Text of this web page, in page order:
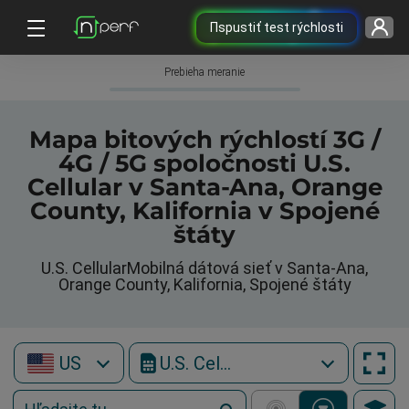
Пspustiť test rýchlosti
Prebieha meranie
Mapa bitových rýchlostí 3G /
4G / 5G spoločnosti U.S.
Cellular v Santa-Ana, Orange
County, Kalifornia v Spojené
štáty
U.S. CellularMobilná dátová sieť v Santa-Ana,
Orange County, Kalifornia, Spojené štáty
US U.S. Cellular